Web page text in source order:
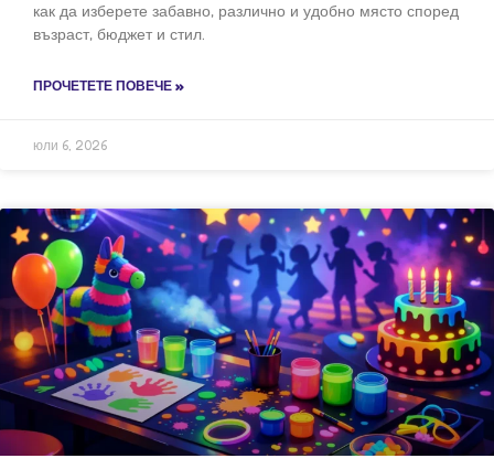
как да изберете забавно, различно и удобно място според
възраст, бюджет и стил.
ПРОЧЕТЕТЕ ПОВЕЧЕ »
юли 6, 2026